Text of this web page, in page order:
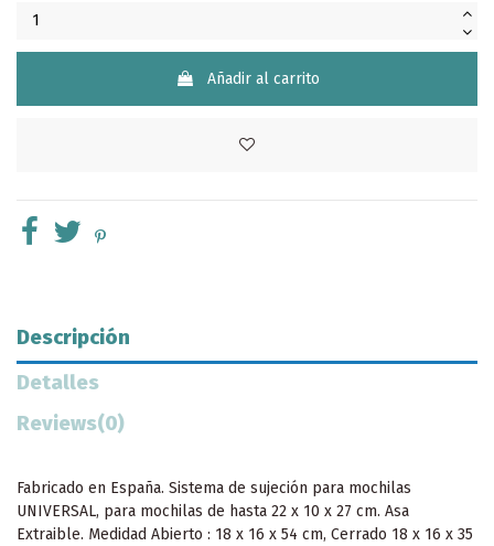
Añadir al carrito
Descripción
Detalles
Reviews(0)
Fabricado en España. Sistema de sujeción para mochilas
UNIVERSAL, para mochilas de hasta 22 x 10 x 27 cm. Asa
Extraible. Medidad Abierto : 18 x 16 x 54 cm, Cerrado 18 x 16 x 35